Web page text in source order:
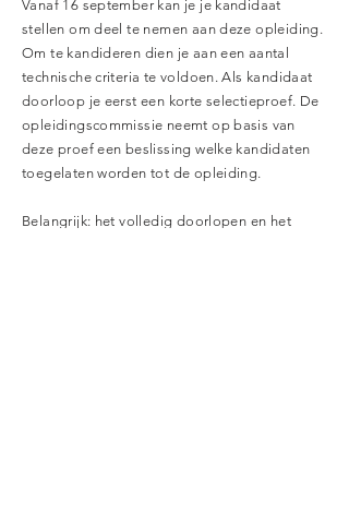
Vanaf 16 september kan je je kandidaat
stellen om deel te nemen aan deze opleiding.
Om te kandideren dien je aan een aantal
technische criteria te voldoen. Als kandidaat
doorloop je eerst een korte selectieproef. De
opleidingscommissie neemt op basis van
deze proef een beslissing welke kandidaten
toegelaten worden tot de opleiding.​
Belangrijk: het volledig doorlopen en het